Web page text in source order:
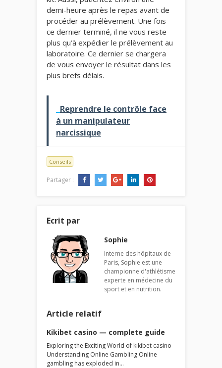
demi-heure après le repas avant de
procéder au prélèvement. Une fois
ce dernier terminé, il ne vous reste
plus qu’à expédier le prélèvement au
laboratoire. Ce dernier se chargera
de vous envoyer le résultat dans les
plus brefs délais.
Reprendre le contrôle face
à un manipulateur
narcissique
Conseils
Partager :
Ecrit par
Sophie
Interne des hôpitaux de
Paris, Sophie est une
championne d'athlétisme
experte en médecine du
sport et en nutrition.
Article relatif
Kikibet casino — complete guide
Exploring the Exciting World of kikibet casino
Understanding Online Gambling Online
gambling has exploded in…